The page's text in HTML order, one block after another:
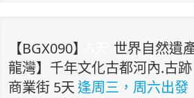
【BGX090】
世界自然遺
龍灣】千年文化古都河內.古
商業街 5天逢周三，周六出發